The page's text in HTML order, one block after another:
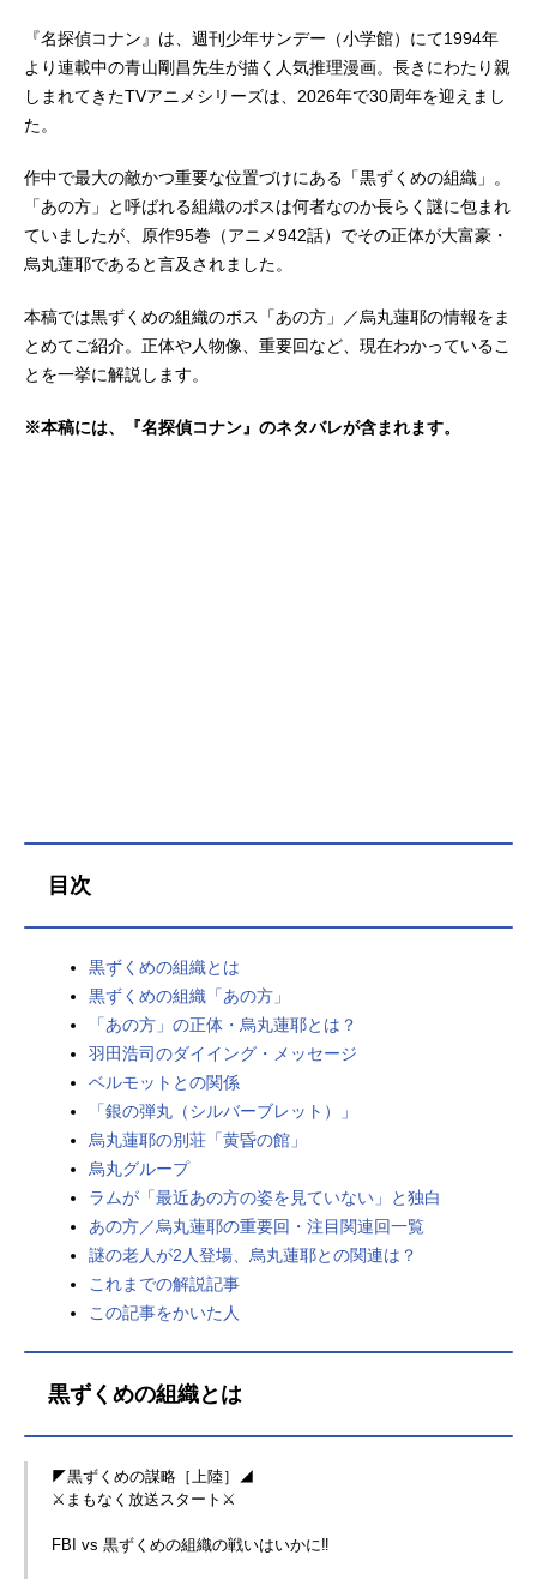
『名探偵コナン』は、週刊少年サンデー（小学館）にて1994年
より連載中の青山剛昌先生が描く人気推理漫画。長きにわたり親
しまれてきたTVアニメシリーズは、2026年で30周年を迎えまし
た。
作中で最大の敵かつ重要な位置づけにある「黒ずくめの組織」。
「あの方」と呼ばれる組織のボスは何者なのか長らく謎に包まれ
ていましたが、原作95巻（アニメ942話）でその正体が大富豪・
烏丸蓮耶であると言及されました。
本稿では黒ずくめの組織のボス「あの方」／烏丸蓮耶の情報をま
とめてご紹介。正体や人物像、重要回など、現在わかっているこ
とを一挙に解説します。
※本稿には、『名探偵コナン』のネタバレが含まれます。
目次
黒ずくめの組織とは
黒ずくめの組織「あの方」
「あの方」の正体・烏丸蓮耶とは？
羽田浩司のダイイング・メッセージ
ベルモットとの関係
「銀の弾丸（シルバーブレット）」
烏丸蓮耶の別荘「黄昏の館」
烏丸グループ
ラムが「最近あの方の姿を見ていない」と独白
あの方／烏丸蓮耶の重要回・注目関連回一覧
謎の老人が2人登場、烏丸蓮耶との関連は？
これまでの解説記事
この記事をかいた人
黒ずくめの組織とは
◤黒ずくめの謀略［上陸］◢
⚔️まもなく放送スタート⚔️
FBI vs 黒ずくめの組織の戦いはいかに‼